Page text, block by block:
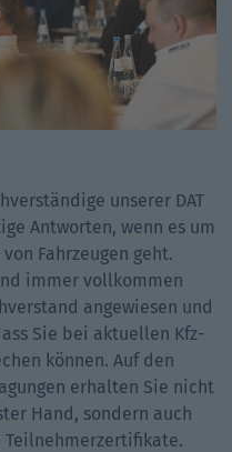
unserer DAT
Antworten, wenn es um
Fahrzeugen geht.
immer vollkommen
angewiesen und
Sie bei aktuellen Kfz-
können. Auf den
erhalten Sie nicht
Hand, sondern auch